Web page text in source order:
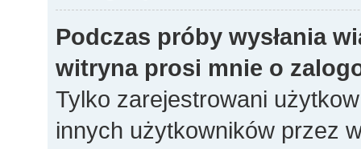
Podczas próby wysłania
witryna prosi mnie o
Tylko zarejestrowani
innych użytkowników przez